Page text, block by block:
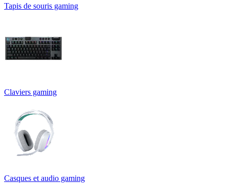
Tapis de souris gaming
Claviers gaming
Casques et audio gaming